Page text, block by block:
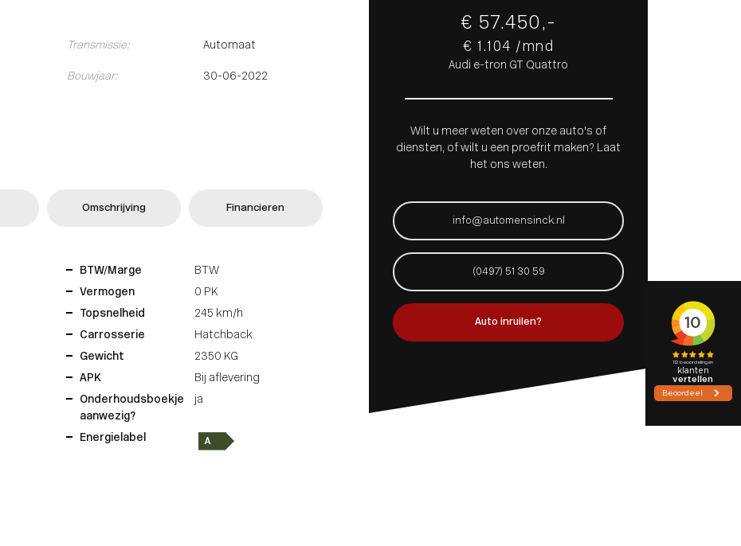
Transmissie: Automaat
Bouwjaar: 30-06-2022
Omschrijving Financieren
BTW/Marge
BTW
Vermogen
0 PK
Topsnelheid
245 km/h
Carrosserie
Hatchback
Gewicht
2350 KG
APK
Bij aflevering
Onderhoudsboekje
aanwezig?
ja
Energielabel
€ 57.450,-
€ 1.104 /mnd
Audi e-tron GT Quattro
Wilt u meer weten over onze auto's of
diensten, of wilt u een proefrit maken? Laat
het ons weten.
info@automensinck.nl
(0497) 51 30 59
Auto inruilen?